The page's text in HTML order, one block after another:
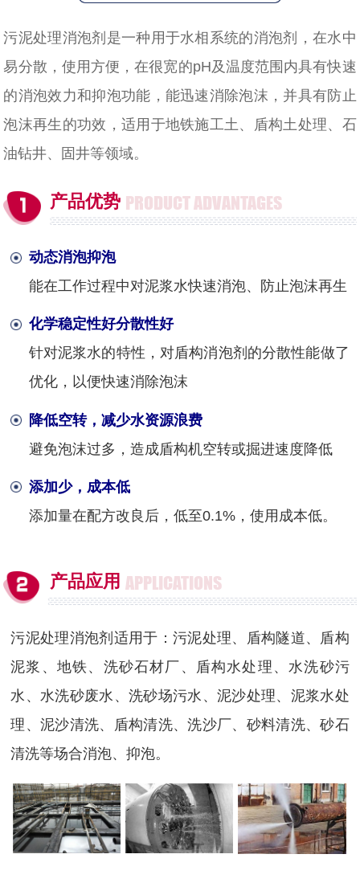
污泥处理消泡剂是一种用于水相系统的消泡剂，在水中
易分散，使用方便，在很宽的pH及温度范围内具有快速
的消泡效力和抑泡功能，能迅速消除泡沫，并具有防止
泡沫再生的功效，适用于地铁施工土、盾构土处理、石
油钻井、固井等领域。
产品优势 PRODUCT ADVANTAGES
动态消泡抑泡
能在工作过程中对泥浆水快速消泡、防止泡沫再生
化学稳定性好分散性好
针对泥浆水的特性，对盾构消泡剂的分散性能做了
优化，以便快速消除泡沫
降低空转，减少水资源浪费
避免泡沫过多，造成盾构机空转或掘进速度降低
添加少，成本低
添加量在配方改良后，低至0.1%，使用成本低。
产品应用 APPLICATIONS
污泥处理消泡剂适用于：污泥处理、盾构隧道、盾构
泥浆、地铁、洗砂石材厂、盾构水处理、水洗砂污
水、水洗砂废水、洗砂场污水、泥沙处理、泥浆水处
理、泥沙清洗、盾构清洗、洗沙厂、砂料清洗、砂石
清洗等场合消泡、抑泡。